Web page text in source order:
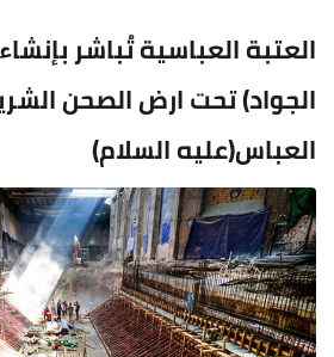
العتبة العباسية تُباشر
الجواد) تحت ارض الصحن
العباس(عليه السلام)